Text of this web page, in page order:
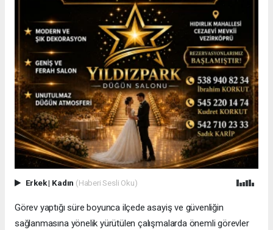
Erkek| Kadın (Haberi Sesli Oku)
Görev yaptığı süre boyunca ilçede asayiş ve güvenliğin
sağlanmasına yönelik yürütülen çalışmalarda önemli görevler